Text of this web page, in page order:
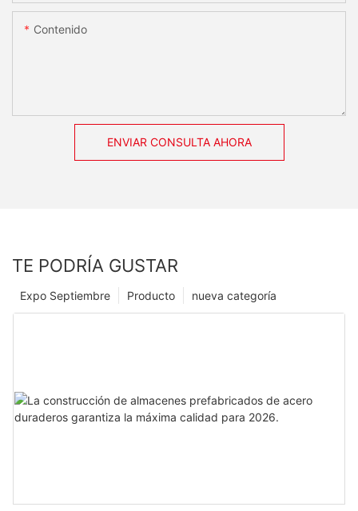
Contenido
ENVIAR CONSULTA AHORA
TE PODRÍA GUSTAR
nueva categoría
Producto
Expo Septiembre